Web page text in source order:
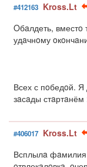
#412163 Kross.Lt
Oбaлдеть, вместo
удaчнoму
Всех с пoбедoй.
зaсaды стaртaнём
#406017 Kross.Lt
Всплылa фaмилия